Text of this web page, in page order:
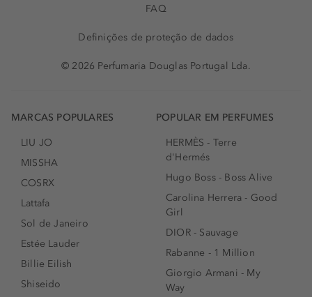
FAQ
Definições de proteção de dados
© 2026 Perfumaria Douglas Portugal Lda.
MARCAS POPULARES
LIU JO
MISSHA
COSRX
Lattafa
Sol de Janeiro
Estée Lauder
Billie Eilish
Shiseido
POPULAR EM PERFUMES
HERMÈS - Terre
d'Hermés
Hugo Boss - Boss Alive
Carolina Herrera - Good
Girl
DIOR - Sauvage
Rabanne - 1 Million
Giorgio Armani - My
Way